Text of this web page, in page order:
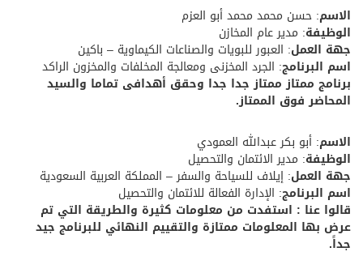
الاسم: حسن محمد محمد أبو العزم
الوظيفة: مدير عام المخازن
جهة العمل: العبور للبويات والصناعات الكيماوية – باكين
اسم البرنامج: الجرد المخزنى ومعالجة المخلفات والمخزون الراكد
برنامج ممتاز ممتاز جدا جدا وحقق أهدافى تماما والسيد
المحاضر فوق الممتاز.
الاسم: أبو بكر عبدالله العمودي
الوظيفة: مدير الائتمان والتحصيل
جهة العمل: إيلاف للسياحة والسفر – المملكة العربية السعودية
اسم البرنامج: الإدارة الفعالة للائتمان والتحصيل
قالوا عنا : استفدت من معلومات كثيرة والطريقة التي تم
عرض بها المعلومات ممتازة والتقييم النهائي للبرنامج جيد
جداً.